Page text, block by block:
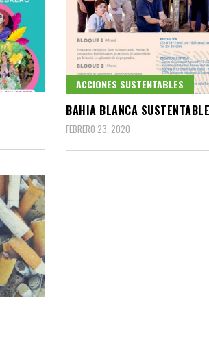
ACCIONES SUSTENTABLES
BAHIA BLANCA SUSTENTABLE
FEBRERO 23, 2020